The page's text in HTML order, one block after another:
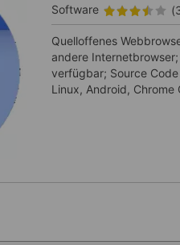
Software
Quelloffenes
andere
verfügbar; Source
Linux, Android, Chrome